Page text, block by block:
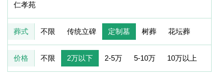
仁孝苑
葬式 不限 传统立碑 定制墓 树葬 花坛葬
价格 不限 2万以下 2-5万 5-10万 10万以上